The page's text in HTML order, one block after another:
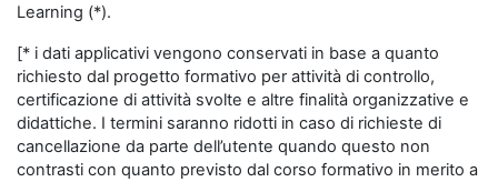
Learning (*).
[* i dati applicativi vengono conservati in base a quanto
richiesto dal progetto formativo per attività di controllo,
certificazione di attività svolte e altre finalità organizzative e
didattiche. I termini saranno ridotti in caso di richieste di
cancellazione da parte dell’utente quando questo non
contrasti con quanto previsto dal corso formativo in merito a